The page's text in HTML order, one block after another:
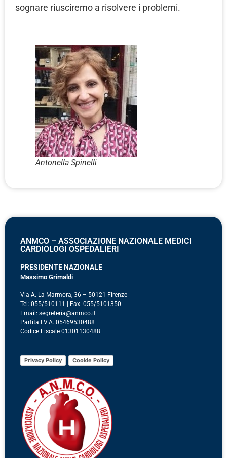
sognare riusciremo a risolvere i problemi.
Antonella Spinelli
ANMCO – ASSOCIAZIONE NAZIONALE MEDICI
CARDIOLOGI OSPEDALIERI
PRESIDENTE NAZIONALE
Massimo Grimaldi
Via A. La Marmora, 36 – 50121 Firenze
Tel: 055/510111 | Fax: 055/5101350
Email: segreteria@anmco.it
Partita I.V.A. 05469530488
Codice Fiscale 01301130488
Privacy Policy Cookie Policy